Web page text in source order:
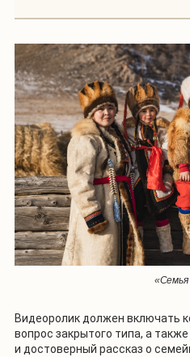
Видеоролик должен включать
вопрос закрытого типа, а
и достоверный рассказ о